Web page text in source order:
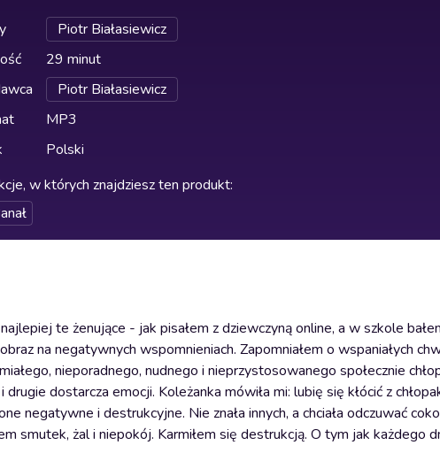
Piotr Białasiewicz
29 minut
Piotr Białasiewicz
MP3
Polski
w których znajdziesz ten produkt:
te żenujące - jak pisałem z dziewczyną online, a w szkole
na negatywnych wspomnieniach. Zapomniałem o wspaniałych
nieporadnego, nudnego i nieprzystosowanego społecznie
dostarcza emocji. Koleżanka mówiła mi: lubię się kłócić z
negatywne i destrukcyjne. Nie znała innych, a chciała odczuwać
smutek, żal i niepokój. Karmiłem się destrukcją. O tym jak każdego